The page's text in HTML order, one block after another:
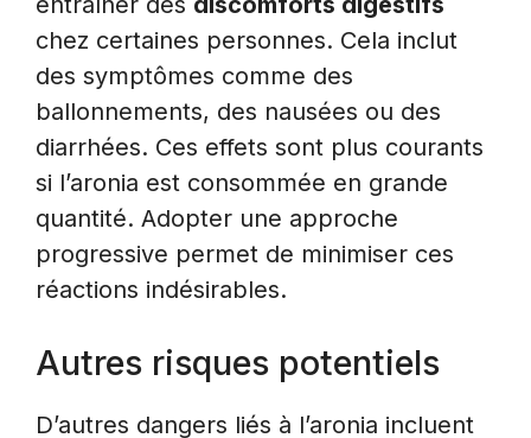
chez certaines personnes. Cela inclut
des symptômes comme des
ballonnements, des nausées ou des
diarrhées. Ces effets sont plus courants
si l’aronia est consommée en grande
quantité. Adopter une approche
progressive permet de minimiser ces
réactions indésirables.
Autres risques potentiels
D’autres dangers liés à l’aronia incluent